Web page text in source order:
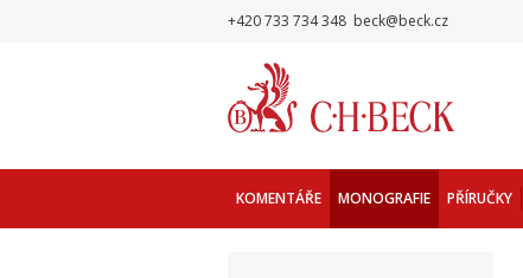
+420 733 734 348 beck@beck.cz
KOMENTÁŘE MONOGRAFIE PŘÍRUČKY